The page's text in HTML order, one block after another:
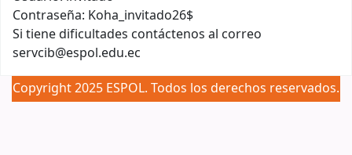
Contraseña: Koha_invitado26$
Si tiene dificultades contáctenos al correo
servcib@espol.edu.ec
Copyright 2025 ESPOL. Todos los derechos reservados.